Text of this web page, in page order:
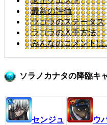
最新の評価
ラゴラのステータス
ラゴラの入手方法
みんなのコメントは
ソラノカナタの降臨キ
センジュ ウ